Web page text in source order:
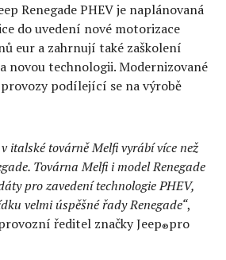
Renegade PHEV je naplánovaná
do uvedení nové motorizace
eur a zahrnují také zaškolení
novou technologii. Modernizované
podílející se na výrobě
italské továrně Melfi vyrábí více než
Továrna Melfi i model Renegade
pro zavedení technologie PHEV,
velmi úspěšné řady Renegade“,
ředitel značky Jeep®pro